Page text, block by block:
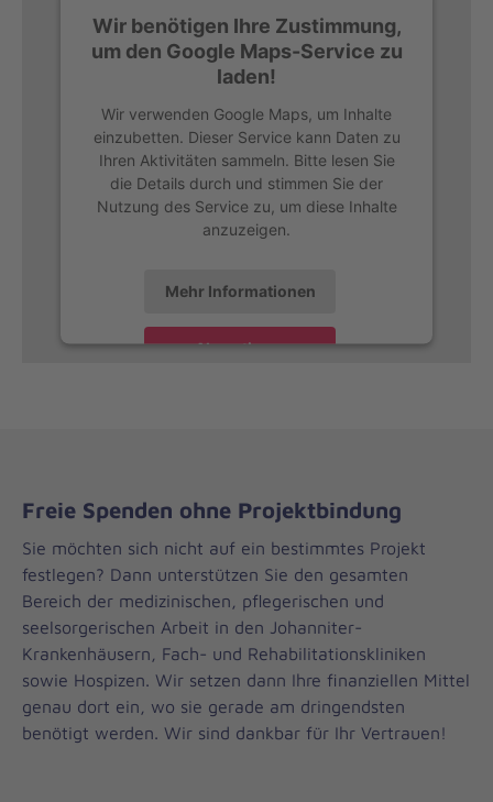
Wir benötigen Ihre Zustimmung,
um den Google Maps-Service zu
laden!
Wir verwenden Google Maps, um Inhalte
einzubetten. Dieser Service kann Daten zu
Ihren Aktivitäten sammeln. Bitte lesen Sie
die Details durch und stimmen Sie der
Nutzung des Service zu, um diese Inhalte
anzuzeigen.
Mehr Informationen
Akzeptieren
Freie Spenden ohne Projektbindung
Sie möchten sich nicht auf ein bestimmtes Projekt
festlegen? Dann unterstützen Sie den gesamten
Bereich der medizinischen, pflegerischen und
seelsorgerischen Arbeit in den Johanniter-
Krankenhäusern, Fach- und Rehabilitationskliniken
sowie Hospizen. Wir setzen dann Ihre finanziellen Mittel
genau dort ein, wo sie gerade am dringendsten
benötigt werden. Wir sind dankbar für Ihr Vertrauen!